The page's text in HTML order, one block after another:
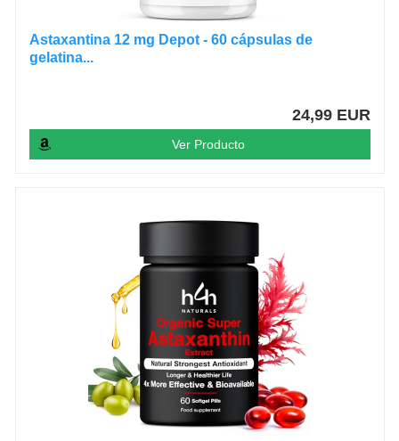
Astaxantina 12 mg Depot - 60 cápsulas de
gelatina...
24,99 EUR
Ver Producto